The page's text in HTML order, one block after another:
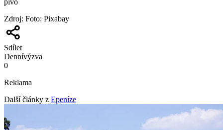
pivo
Zdroj: Foto: Pixabay
Sdílet
Dennívýzva
0
Reklama
Další články z Epeníze